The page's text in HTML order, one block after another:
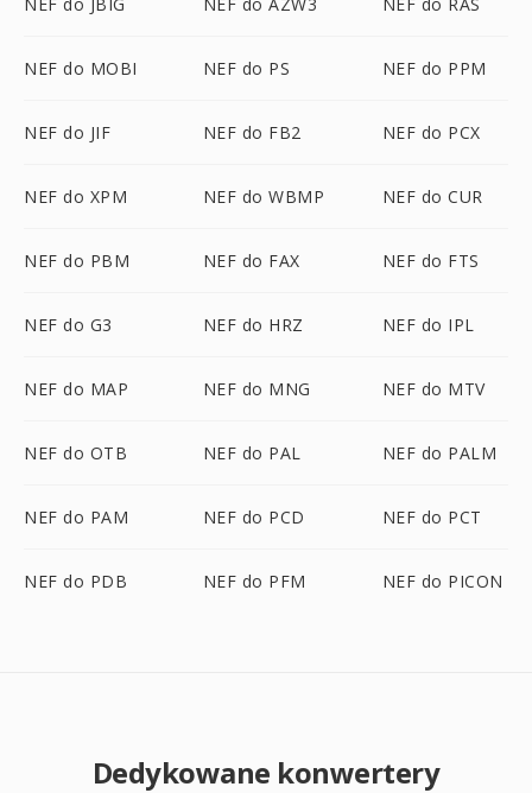
NEF do MOBI NEF do PS NEF do PPM
NEF do JIF NEF do FB2 NEF do PCX
NEF do XPM NEF do WBMP NEF do CUR
NEF do PBM NEF do FAX NEF do FTS
NEF do G3 NEF do HRZ NEF do IPL
NEF do MAP NEF do MNG NEF do MTV
NEF do OTB NEF do PAL NEF do PALM
NEF do PAM NEF do PCD NEF do PCT
NEF do PDB NEF do PFM NEF do PICON
Dedykowane konwertery